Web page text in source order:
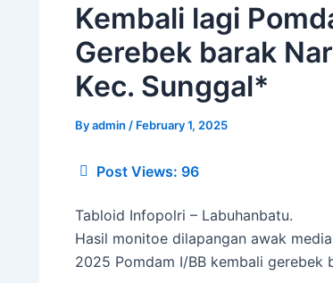
Kembali lagi
Gerebek barak
Kec. Sunggal*
Byadmin / February 1, 2025
Post Views: 96
Tabloid Infopolri – Labuhanbatu.
Hasil monitoe dilapangan awak
2025 Pomdam I/BB kembali gerebek